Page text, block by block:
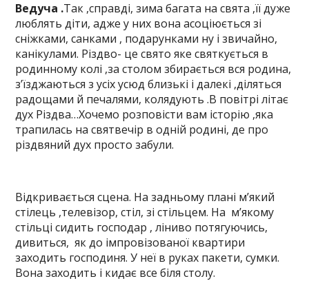
Ведуча .Так ,справді, зима багата на свята ,її дуже
люблять діти, адже у них вона асоціюється зі
сніжками, санками , подарунками ну і звичайно,
канікулами. Різдво- це свято яке святкується в
родинному колі ,за столом збирається вся родина,
з’їзджаються з усіх усюд близькі і далекі ,діляться
радощами й печалями, колядують .В повітрі літає
дух Різдва…Хочемо розповісти вам історію ,яка
трапилась на святвечір в одній родині, де про
різдвяний дух просто забули.
Відкривається сцена. На задньому плані м’який
стілець ,телевізор, стіл, зі стільцем. На м’якому
стільці сидить господар , ліниво потягуючись,
дивиться, як до імпровізованої квартири
заходить господиня. У неї в руках пакети, сумки.
Вона заходить і кидає все біля столу.